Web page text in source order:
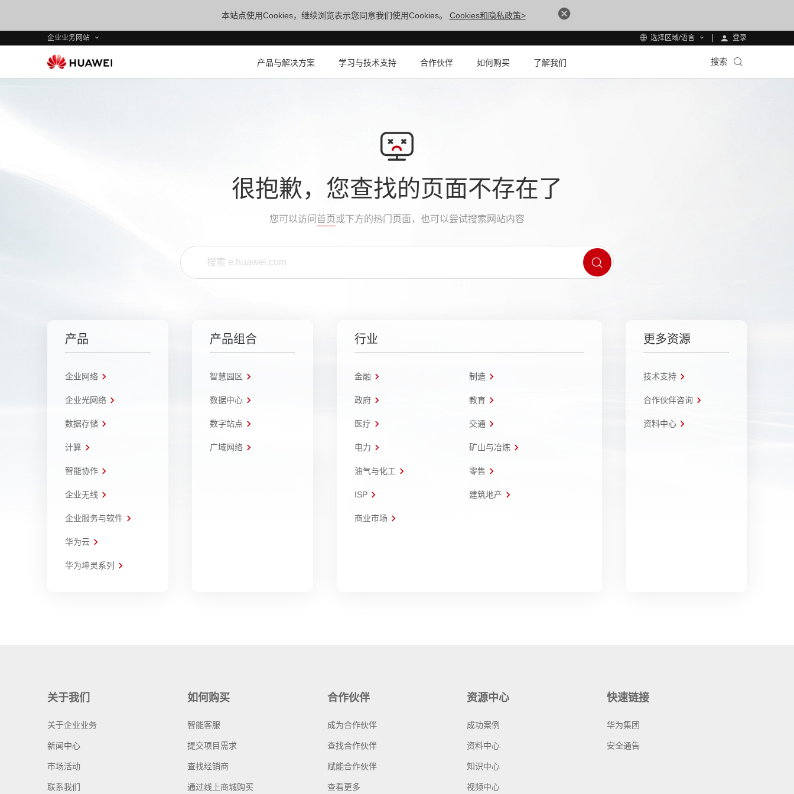
本站点使用Cookies，继续浏览表示您同意我们使用Cookies。 Cookies和隐私政策>
企业业务网站 选择区域/语言 登录
产品与解决方案 学习与技术支持 合作伙伴 如何购买 了解我们 搜索
很抱歉，您查找的页面不存在了
您可以访问 首页或下方的热门页面，也可以尝试搜索网站内容
产品
企业网络
企业光网络
数据存储
计算
智能协作
企业无线
企业服务与软件
华为云
华为坤灵系列
产品组合
智慧园区
数据中心
数字站点
广域网络
行业
金融 制造
政府 教育
医疗 交通
电力 矿山与冶炼
油气与化工 零售
ISP 建筑地产
商业市场
更多资源
技术支持
合作伙伴咨询
资料中心
关于我们
关于企业业务
新闻中心
市场活动
联系我们
如何购买
智能客服
提交项目需求
查找经销商
通过线上商城购买
合作伙伴
成为合作伙伴
查找合作伙伴
赋能合作伙伴
查看更多
资源中心
成功案例
资料中心
知识中心
视频中心
快速链接
华为集团
安全通告